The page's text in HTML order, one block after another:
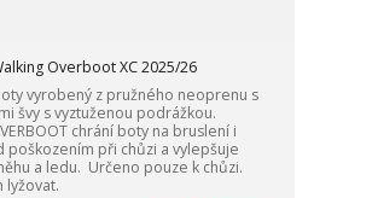
Overboot XC 2025/26
vyrobený z pružného neoprenu s
švy s vyztuženou podrážkou.
chrání boty na bruslení i
poškozením při chůzi a vylepšuje
a ledu. Určeno pouze k chůzi.
lyžovat.